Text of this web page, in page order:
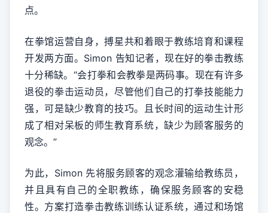
点。
在拳馆运营自身，搏星共和着眼于教练培育和课程
开发两方面。Simon 告知记者，现在好的拳击教练
十分稀缺。“会打拳和会教拳是两码事。现在有许多
退役的拳击运动员，尽管他们自己的打拳技能能力
强，可是缺少教育的技巧。且长时间的运动生计形
成了相对呆板的师生教育系统，缺少为顾客服务的
观念。”
为此，Simon 先将服务顾客的观念灌输给教练员，
并且具有自己的全职教练，确保服务顾客的安稳
性。方案打造拳击教练训练认证系统，通过和场馆